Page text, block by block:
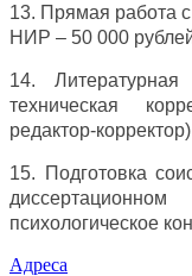
13. Прямая работа
НИР – 50 000
14. Литературная
техническая
редактор-
15. Подготовка
диссертационном
психологическое
Адреса